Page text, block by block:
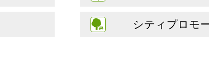
シティプロモ